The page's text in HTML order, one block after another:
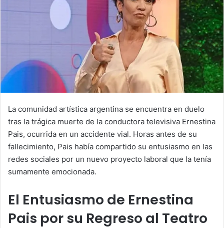
La comunidad artística argentina se encuentra en duelo
tras la trágica muerte de la conductora televisiva Ernestina
Pais, ocurrida en un accidente vial. Horas antes de su
fallecimiento, Pais había compartido su entusiasmo en las
redes sociales por un nuevo proyecto laboral que la tenía
sumamente emocionada.
El Entusiasmo de Ernestina
Pais por su Regreso al Teatro